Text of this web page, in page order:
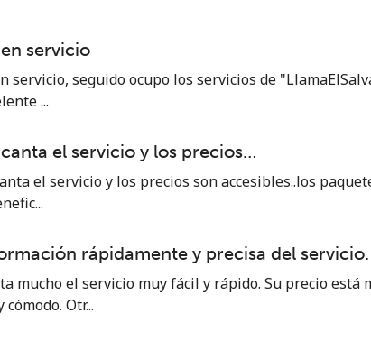
tu contraseña? →
servicio
servicio, seguido ocupo los servicios de
...
el servicio y los precios…
el servicio y los precios son accesibles..los
rápidamente y precisa del servicio.
mucho el servicio muy fácil y rápido. Su precio está
cómodo. Otr...